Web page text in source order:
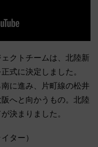
クトチームは、北陸新
式に決定しました。
に進み、片町線の松井
へと向かうもの。北陸
決まりました。
ター）